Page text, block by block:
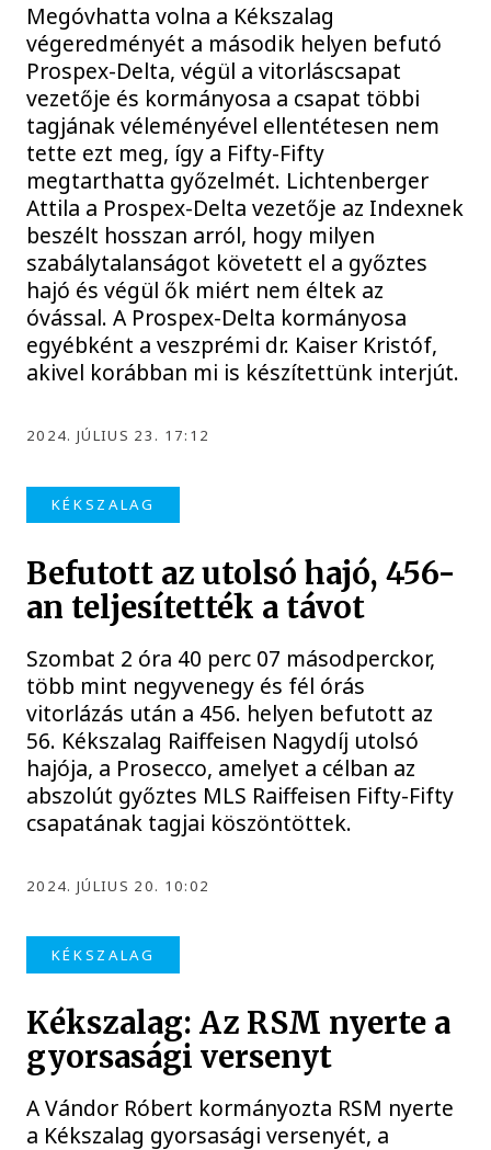
Megóvhatta volna a Kékszalag
végeredményét a második helyen befutó
Prospex-Delta, végül a vitorláscsapat
vezetője és kormányosa a csapat többi
tagjának véleményével ellentétesen nem
tette ezt meg, így a Fifty-Fifty
megtarthatta győzelmét. Lichtenberger
Attila a Prospex-Delta vezetője az Indexnek
beszélt hosszan arról, hogy milyen
szabálytalanságot követett el a győztes
hajó és végül ők miért nem éltek az
óvással. A Prospex-Delta kormányosa
egyébként a veszprémi dr. Kaiser Kristóf,
akivel korábban mi is készítettünk interjút.
2024. JÚLIUS 23. 17:12
KÉKSZALAG
Befutott az utolsó hajó, 456-
an teljesítették a távot
Szombat 2 óra 40 perc 07 másodperckor,
több mint negyvenegy és fél órás
vitorlázás után a 456. helyen befutott az
56. Kékszalag Raiffeisen Nagydíj utolsó
hajója, a Prosecco, amelyet a célban az
abszolút győztes MLS Raiffeisen Fifty-Fifty
csapatának tagjai köszöntöttek.
2024. JÚLIUS 20. 10:02
KÉKSZALAG
Kékszalag: Az RSM nyerte a
gyorsasági versenyt
A Vándor Róbert kormányozta RSM nyerte
a Kékszalag gyorsasági versenyét, a